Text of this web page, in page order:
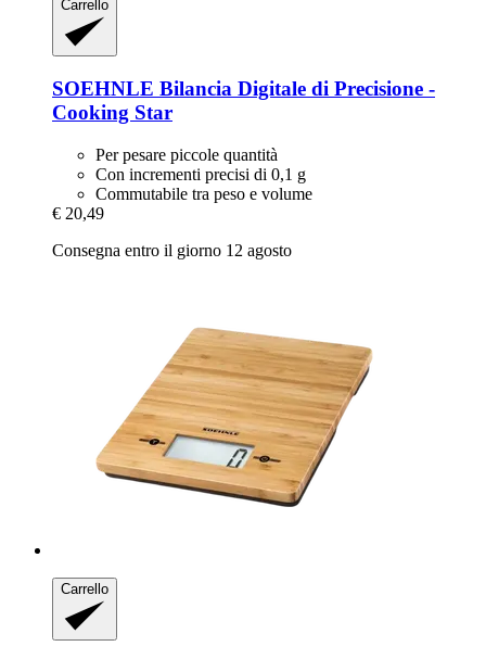
Carrello
SOEHNLE Bilancia Digitale di Precisione -​
Cooking Star
Per pesare piccole quantità
Con incrementi precisi di 0,1 g
Commutabile tra peso e volume
€ 20,49
Consegna entro il giorno 12 agosto
Carrello